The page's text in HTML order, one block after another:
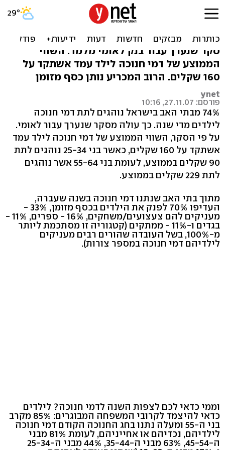
74% מבתי האב בישראל
נוהגים לתת דמי חנוכה
סקר שנערך עבור בנק לאומי מלמד: השווי
הממוצע של דמי חנוכה לילד עמד אשתקד על
160 שקלים. הרוב המכריע נותן כסף מזומן
ynet
פורסם: 27.11.07, 10:16
74% מבתי האב בישראל נוהגים לתת דמי חנוכה
לילדים מדי שנה. כך עולה מסקר שנערך עבור לאומי.
על פי הסקר, השווי הממוצע של דמי חנוכה לילד עמד
אשתקד על 160 שקלים, כאשר בני 25-34 נוהגים לתת
90 שקלים בממוצע, לעומת בני 55-64 אשר נוהגים
לתת 229 שקלים בממוצע.
מתוך בתי האב שנתנו דמי חנוכה בשנה שעברה,
העדיפו 70% לפנק את הילדים בכסף מזומן, 33% -
מעניקים להם צעצועים/משחקים, 16% - ספרים, 11% -
בגדים ו-11% - ממתקים (קטגוריה זו מסתכמת ליותר
מ-100%, בשל העובדה שהורים רבים מעניקים
לילדיהם דמי חנוכה במספר צורות).
וממי כדאי לכם לצפות השנה לדמי חנוכה? לילדים
כדאי להיצמד לקרובי המשפחה המבוגרים: 85% מקרב
בני ה-55 ומעלה נתנו בחג החנוכה הקודם דמי חנוכה
לילדיהם, נכדיהם או אחייניהם, לעומת 81% מבני
ה-45-54, 63% מבני ה-35-44, 44% מבני ה-25-34